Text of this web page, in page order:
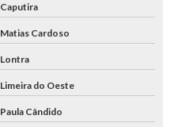
Caputira
Matias Cardoso
Lontra
Limeira do Oeste
Paula Cândido